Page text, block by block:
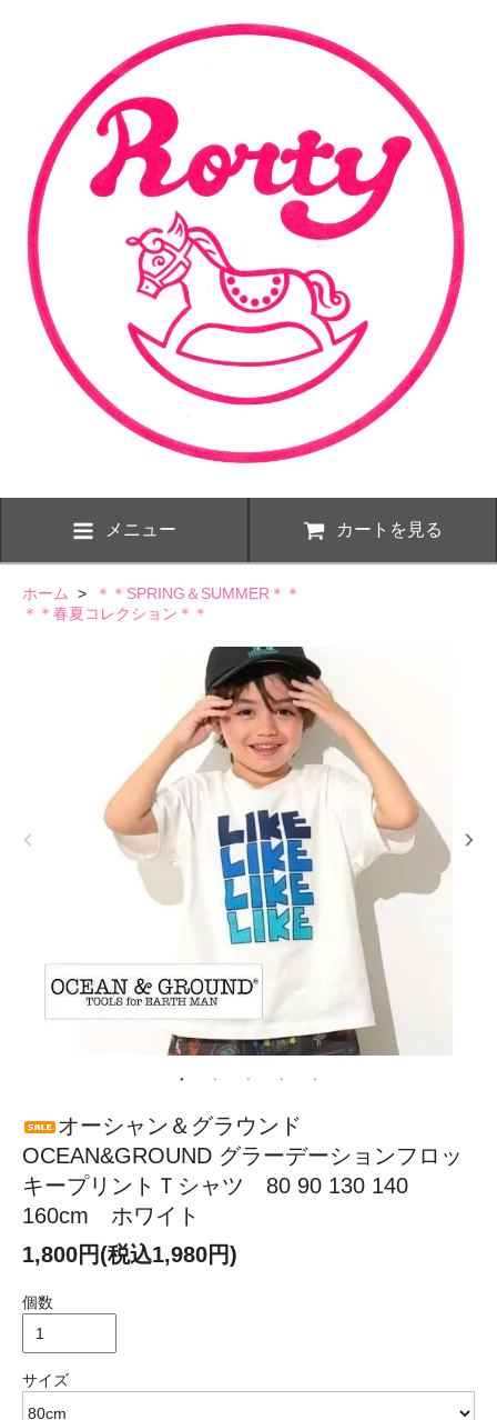
メニュー カートを見る
ホーム >
＊＊SPRING＆SUMMER＊＊
＊＊春夏コレクション＊＊
オーシャン＆グラウンド
OCEAN&GROUND グラーデーションフロッ
キープリントＴシャツ 80 90 130 140
160cm ホワイト
1,800円(税込1,980円)
個数
サイズ